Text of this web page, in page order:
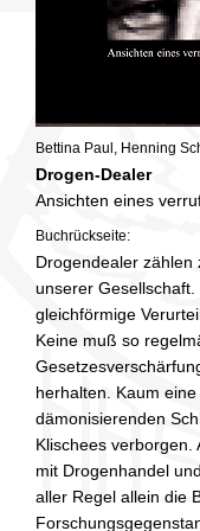
Bettina Paul, Henning
Drogen-Dealer
Ansichten eines
Buchrückseite:
Drogendealer
unserer
gleichförmige
Keine muß so
herhalten. Kaum
dämonisierenden
Klischees verborgen.
mit Drogenhandel
aller Regel allein die